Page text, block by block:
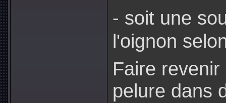
- soit une
l'oignon
Faire
pelure dans